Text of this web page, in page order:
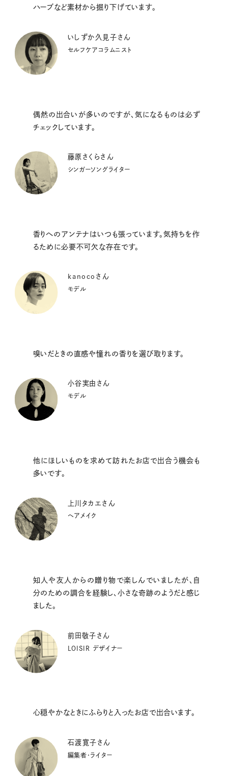
ハーブなど素材から掘り下げています。
いしずか久見子さん
セルフケアコラムニスト
偶然の出合いが多いのですが、気になるものは必ず
チェックしています。
藤原さくらさん
シンガーソングライター
香りへのアンテナはいつも張っています。気持ちを作
るために必要不可欠な存在です。
kanocoさん
モデル
嗅いだときの直感や憧れの香りを選び取ります。
小谷実由さん
モデル
他にほしいものを求めて訪れたお店で出合う機会も
多いです。
上川タカエさん
ヘアメイク
知人や友人からの贈り物で楽しんでいましたが、自
分のための調合を経験し、小さな奇跡のようだと感じ
ました。
前田敬子さん
LOISIR デザイナー
心穏やかなときにふらりと入ったお店で出合います。
石渡寛子さん
編集者・ライター